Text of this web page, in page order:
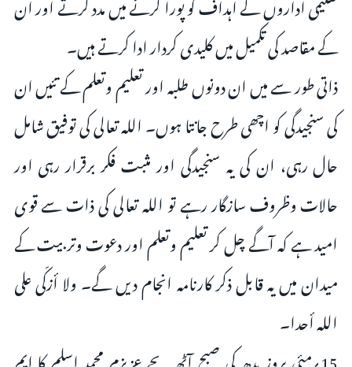
کے مقاصد کی تکمیل میں کلیدی کردار ادا کرتے ہیں۔
ذاتی طور سے میں ان دونوں طلبہ اور تعلیم وتعلم کے تئیں ان
کی سنجیدگی کو اچھی طرح جانتا ہوں۔ اللہ تعالى کی توفیق شامل
حال رہی، ان کی یہ سنجیدگی اور مثبت فکر برقرار رہی اور
حالات وظروف سازگار رہے تو اللہ تعالى کی ذات سے قوی
امید ہے کہ آگے چل کر تعلیم وتعلم اور دعوت وتربیت کے
میدان میں یہ قابل ذکر کارنامہ انجام دیں گے۔ ولا أزکّی على
اللہ أحدا۔
15؍مئی بروز بدھ کی صبح آٹھ بجے عزیزم محمد اسلم کا ایم